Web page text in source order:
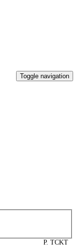
Toggle navigation
P. TCKT